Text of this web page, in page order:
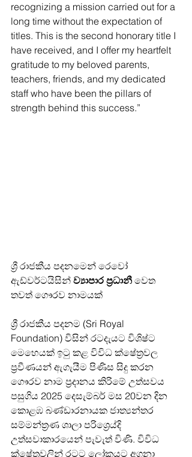
recognizing a mission carried out for a
long time without the expectation of
titles. This is the second honorary title I
have received, and I offer my heartfelt
gratitude to my beloved parents,
teachers, friends, and my dedicated
staff who have been the pillars of
strength behind this success.”
ශ්‍රී රාජකීය පදනමෙන් රෙවෝ
ඇඩ්වර්ටයිසින් ව්‍යාපාර ප්‍රධානී වෙත
තවත් ගෞරව නාමයක්
ශ්‍රී රාජකීය පදනම (Sri Royal
Foundation) විසින් රටදැයට ‍විශිෂ්ට
මෙහෙයක් ඉටු කළ විවිධ ක්ෂේත්‍රවල
ප්‍රවීණයන් ඇගැයීම පිණිස සිදු කරන
ගෞරව නාම ප්‍රදානය කිරිමේ උත්සවය
පසුගිය 2025 දෙසැම්බර් මස 20වන දින
කොළඹ බණ්ඩාරනායක ජාත්‍යන්තර
සම්මන්ත්‍රණ ශාලා පරිශ්‍රෙය්දි
උත්සවාකාරයෙන් පැවැත් විණි. විවිධ
ක්ෂේත්‍රවලින් රටට ලෝකයට අගනා